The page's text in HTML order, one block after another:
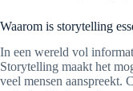
Waarom is storytelling
In een wereld vol
Storytelling maakt het
veel mensen aanspreekt.